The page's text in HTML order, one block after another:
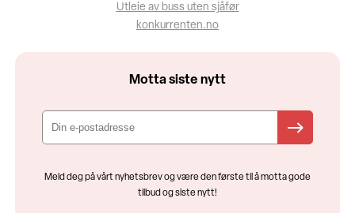
Utleie av buss uten sjåfør
konkurrenten.no
Motta siste nytt
Meld deg på vårt nyhetsbrev og være den første til å motta gode
tilbud og siste nytt!